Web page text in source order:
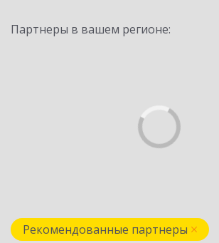
Партнеры в вашем регионе:
Рекомендованные партнеры